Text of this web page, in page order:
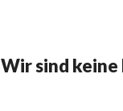
Wir sind keine